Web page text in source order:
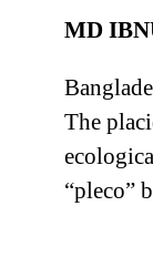
MD
The
“pleco”